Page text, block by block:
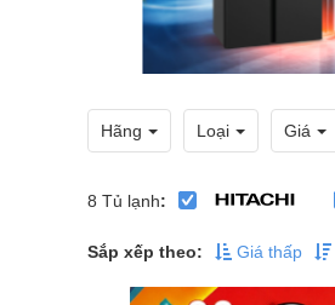
Hãng Loại Giá
8 Tủ lạnh:
Sắp xếp theo: Giá thấp